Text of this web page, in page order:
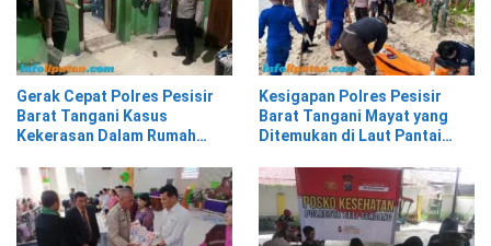
Gerak Cepat Polres Pesisir
Barat Tangani Kasus
Kekerasan Dalam Rumah
Kesigapan Polres Pesisir
Barat Tangani Mayat yang
Ditemukan di Laut Pantai